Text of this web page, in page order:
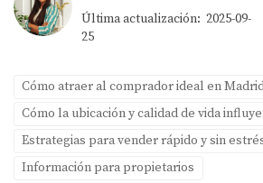
Última actualización: 2025-09-
25
Cómo atraer al comprador ideal en
Cómo la ubicación y calidad de vida
Estrategias para vender rápido y sin
Información para propietarios